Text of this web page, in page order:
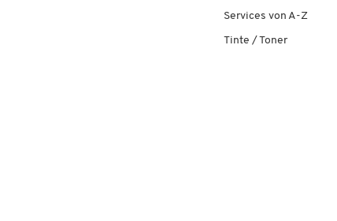
Services von A-Z
Tinte / Toner